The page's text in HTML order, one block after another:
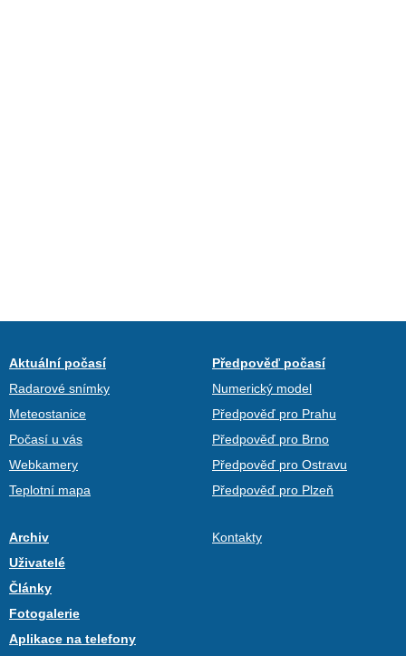
Aktuální počasí
Radarové snímky
Meteostanice
Počasí u vás
Webkamery
Teplotní mapa
Předpověď počasí
Numerický model
Předpověď pro Prahu
Předpověď pro Brno
Předpověď pro Ostravu
Předpověď pro Plzeň
Archiv
Uživatelé
Články
Fotogalerie
Aplikace na telefony
Kontakty